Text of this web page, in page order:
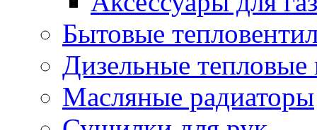
Бытовые
Дизельные
Масляные радиаторы